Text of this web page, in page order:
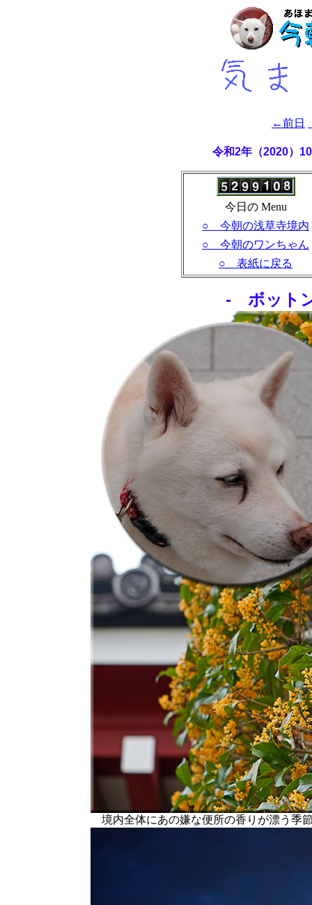
←前日
令和2年（2020）
今日の Menu
○ 今朝の浅草寺境内
○ 今朝のワンちゃん
○ 表紙に戻る
- ボット
境内全体にあの嫌な便所の香りが漂う季